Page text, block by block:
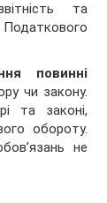
та
повинні
чи закону.
та законі,
обороту.
не